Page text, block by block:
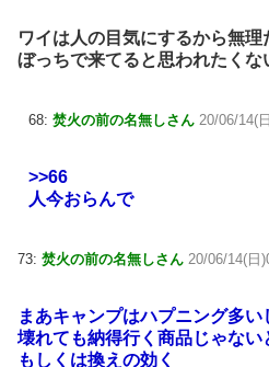
ワイは人の目気にするから無理
ぼっちで来てると思われたくな
68: 焚火の前の名無しさん 20/06/14(
>>66
人今おらんで
73: 焚火の前の名無しさん 20/06/14(日
まあキャンプはハプニング多い
壊れても納得行く商品じゃない
もしくは換えの効く